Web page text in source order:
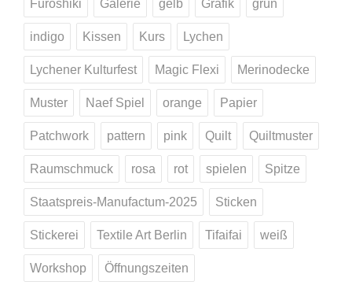
Furoshiki Galerie gelb Grafik grün
indigo Kissen Kurs Lychen
Lychener Kulturfest Magic Flexi Merinodecke
Muster Naef Spiel orange Papier
Patchwork pattern pink Quilt Quiltmuster
Raumschmuck rosa rot spielen Spitze
Staatspreis-Manufactum-2025 Sticken
Stickerei Textile Art Berlin Tifaifai weiß
Workshop Öffnungszeiten